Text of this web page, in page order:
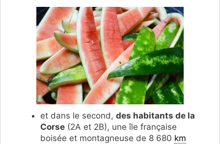
et dans le second, des habitants de la
Corse (2A et 2B), une île française
boisée et montagneuse de 8 680 km